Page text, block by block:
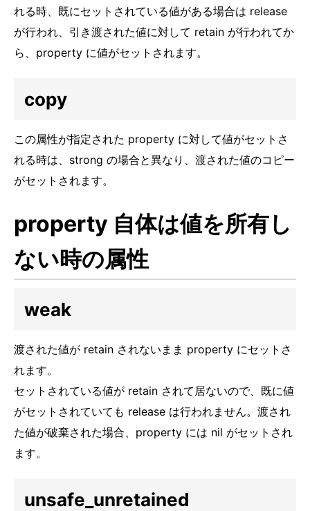
れる時、既にセットされている値がある場合は release
が行われ、引き渡された値に対して retain が行われてか
ら、property に値がセットされます。
copy
この属性が指定された property に対して値がセットさ
れる時は、strong の場合と異なり、渡された値のコピー
がセットされます。
property 自体は値を所有し
ない時の属性
weak
渡された値が retain されないまま property にセットさ
れます。
セットされている値が retain されて居ないので、既に値
がセットされていても release は行われません。渡され
た値が破棄された場合、property には nil がセットされ
ます。
unsafe_unretained